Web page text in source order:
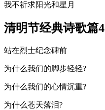
我不祈求阳光和星月
清明节经典诗歌篇4
站在烈士纪念碑前
为什么我们的脚步轻轻?
为什么我们的心情沉重?
为什么苍天落泪?